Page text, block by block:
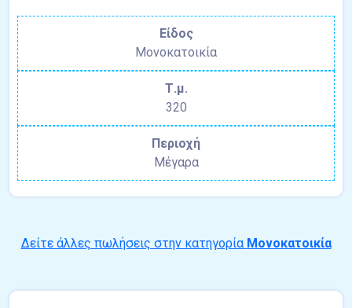
Είδος
Μονοκατοικία
Τ.μ.
320
Περιοχή
Μέγαρα
Δείτε άλλες πωλήσεις στην κατηγορία Μονοκατοικία